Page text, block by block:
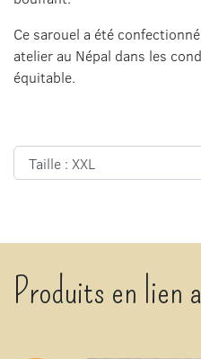
Ce sarouel a été
atelier au Népal dans les
équitable.
Produits en lien